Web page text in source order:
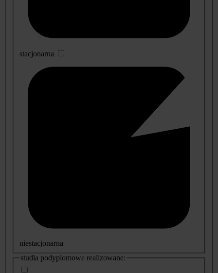
stacjonarna
niestacjonarna
studia podyplomowe realizowane: